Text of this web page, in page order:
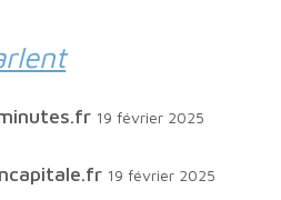
19 février 2025
19 février 2025